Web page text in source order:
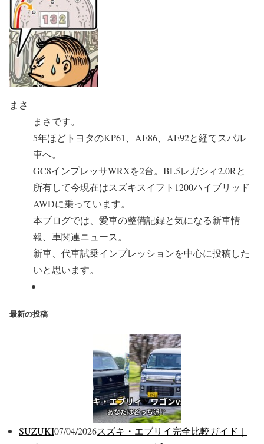
まさ
まさです。
5年ほどトヨタのKP61、AE86、AE92と経てスバル
車へ。
GC8インプレッサWRXを2台。BL5レガシィ2.0Rと
所有して今現在はスズキスイフト1200ハイブリッド
AWDに乗っています。
本ブログでは、愛車の整備記録と気になる新車情
報、車関連ニュース。
新車、代車試乗インプレッションを中心に投稿した
いと思います。
最新の投稿
SUZUKI07/04/2026スズキ・エブリイ完全比較ガイド｜